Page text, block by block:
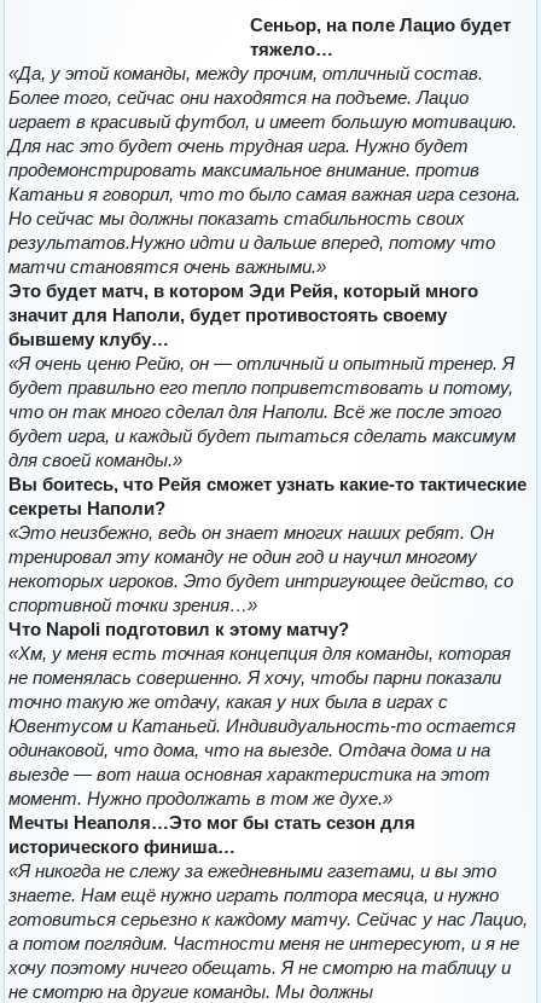
Сеньор, на поле Лацио будет
тяжело…
«Да, у этой команды, между прочим, отличный состав.
Более того, сейчас они находятся на подъеме. Лацио
играет в красивый футбол, и имеет большую мотивацию.
Для нас это будет очень трудная игра. Нужно будет
продемонстрировать максимальное внимание. против
Катаньи я говорил, что то было самая важная игра сезона.
Но сейчас мы должны показать стабильность своих
результатов.Нужно идти и дальше вперед, потому что
матчи становятся очень важными.»
Это будет матч, в котором Эди Рейя, который много
значит для Наполи, будет противостоять своему
бывшему клубу…
«Я очень ценю Рейю, он — отличный и опытный тренер. Я
будет правильно его тепло поприветствовать и потому,
что он так много сделал для Наполи. Всё же после этого
будет игра, и каждый будет пытаться сделать максимум
для своей команды.»
Вы боитесь, что Рейя сможет узнать какие-то тактические
секреты Наполи?
«Это неизбежно, ведь он знает многих наших ребят. Он
тренировал эту команду не один год и научил многому
некоторых игроков. Это будет интригующее действо, со
спортивной точки зрения…»
Что Napoli подготовил к этому матчу?
«Хм, у меня есть точная концепция для команды, которая
не поменялась совершенно. Я хочу, чтобы парни показали
точно такую же отдачу, какая у них была в играх с
Ювентусом и Катаньей. Индивидуальность-то остается
одинаковой, что дома, что на выезде. Отдача дома и на
выезде — вот наша основная характеристика на этот
момент. Нужно продолжать в том же духе.»
Мечты Неаполя…Это мог бы стать сезон для
исторического финиша…
«Я никогда не слежу за ежедневными газетами, и вы это
знаете. Нам ещё нужно играть полтора месяца, и нужно
готовиться серьезно к каждому матчу. Сейчас у нас Лацио,
а потом поглядим. Частности меня не интересуют, и я не
хочу поэтому ничего обещать. Я не смотрю на таблицу и
не смотрю на другие команды. Мы должны